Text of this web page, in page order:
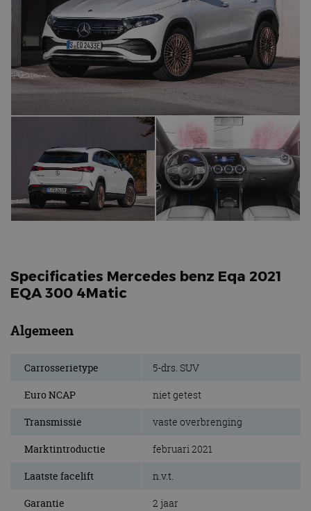
Specificaties Mercedes benz Eqa 2021
EQA 300 4Matic
Algemeen
Carrosserietype 5-drs. SUV
Euro NCAP niet getest
Transmissie vaste overbrenging
Marktintroductie februari 2021
Laatste facelift n.v.t.
Garantie 2 jaar